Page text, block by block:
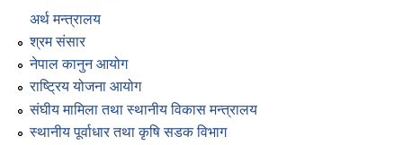
अर्थ मन्त्रालय
श्रम संसार
नेपाल कानुन आयोग
राष्ट्रिय योजना आयोग
संघीय मामिला तथा स्थानीय विकास मन्त्रालय
स्थानीय पूर्वाधार तथा कृषि सडक विभाग